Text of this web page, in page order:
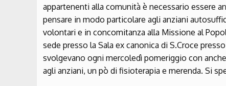
appartenenti alla comunità è necessario essere
pensare in modo particolare agli anziani
volontari e in concomitanza alla Missione al
sede presso la Sala ex canonica di S.Croce
svolgevano ogni mercoledì pomeriggio con
agli anziani, un pò di fisioterapia e merenda. Si